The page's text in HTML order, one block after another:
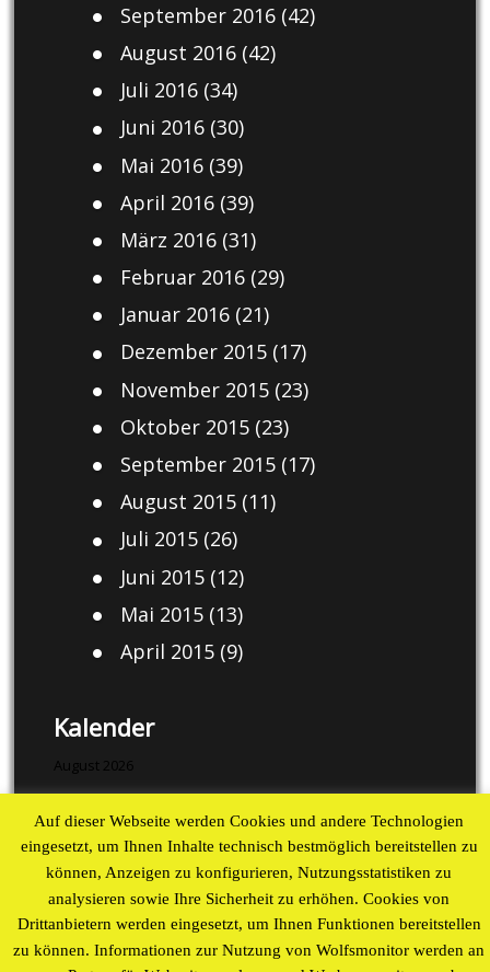
September 2016(42)
August 2016(42)
Juli 2016(34)
Juni 2016(30)
Mai 2016(39)
April 2016(39)
März 2016(31)
Februar 2016(29)
Januar 2016(21)
Dezember 2015(17)
November 2015(23)
Oktober 2015(23)
September 2015(17)
August 2015(11)
Juli 2015(26)
Juni 2015(12)
Mai 2015(13)
April 2015(9)
Kalender
August 2026
M D M D
S
1
2
3
4 5 6 7
9
10
11 12 13 14 15
16
17
18 19 20 21 22
23
24
25 26 27 28 29 30
Auf dieser Webseite werden Cookies und andere Technologien
eingesetzt, um Ihnen Inhalte technisch bestmöglich bereitstellen zu
können, Anzeigen zu konfigurieren, Nutzungsstatistiken zu
analysieren sowie Ihre Sicherheit zu erhöhen. Cookies von
Drittanbietern werden eingesetzt, um Ihnen Funktionen bereitstellen
zu können. Informationen zur Nutzung von Wolfsmonitor werden an